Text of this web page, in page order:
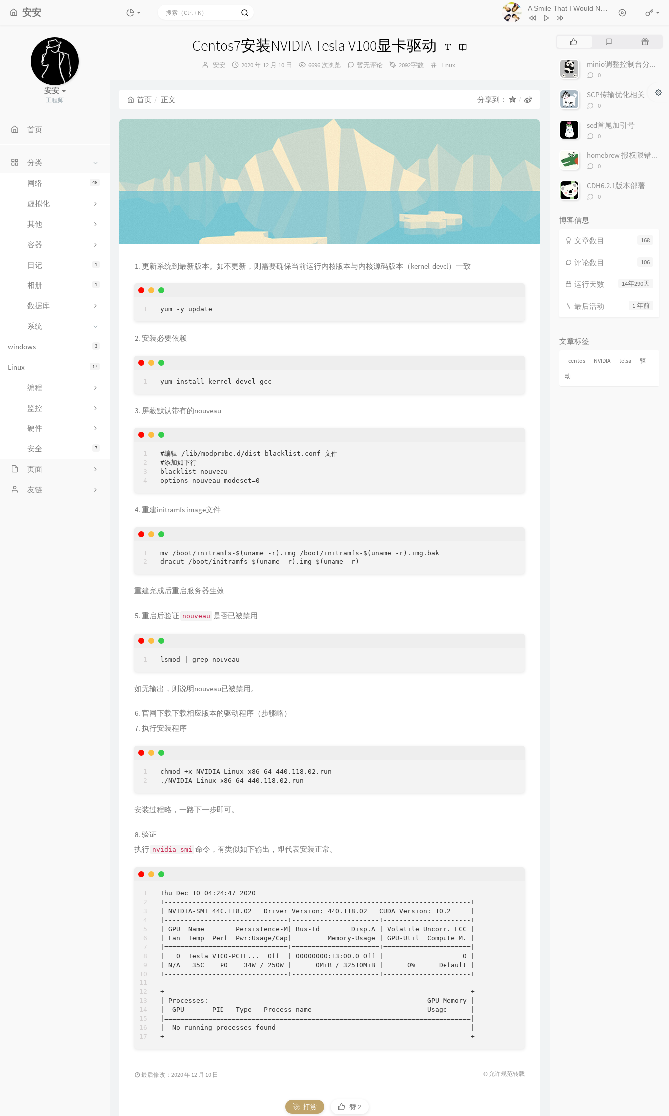
安安 A Smile That I Would Never See Again
- Kitti
1
Ticket (Day Trip)
Kitti Kuremanee
Old Chinese Song Kitti Kuremanee
6 我可以坐你旁边吗 厘小白
For You To Be Here Tom Rosenthal
叶蒨文
当初就不该学php
安安
工程师
首页
分类
46
网络
虚拟化
其他
容器
1
日记
1
相册
数据库
系统
3
windows
17
Linux
编程
监控
硬件
7
安全
页面
文章归档
友链
Centos7安装NVIDIA Tesla V100显卡驱动
博
安安
发
2020 年 12 月 10 日 6696 次浏览 暂无评论 2092字数
分
Linux
首页 正文 分享到：
更新系统到最新版本。如不更新，则需要确保当前运行内核版本与内核源码版本（kernel-devel）一致
安装必要依赖
屏蔽默认带有的nouveau
#编辑 /lib/modprobe.d/dist-blacklist.conf 文件
#添加如下行
blacklist nouveau
重建initramfs image文件
mv /boot/initramfs-$(uname -r).img /boot/initramfs-$(uname -r).img.bak
重建完成后重启服务器生效
重启后验证 nouveau 是否已被禁用
如无输出，则说明nouveau已被禁用。
官网下载下载相应版本的驱动程序（步骤略）
执行安装程序
chmod +x NVIDIA-Linux-x86_64-440.118.02.run
安装过程略，一路下一步即可。
验证
执行 nvidia-smi 命令，有类似如下输出，即代表安装正常。
Thu Dec 10 04:24:47 2020
+-----------------------------------------------------------------------------+
| NVIDIA-SMI 440.118.02   Driver Version: 440.118.02   CUDA Version: 10.2     |
|-------------------------------+----------------------+----------------------+
| GPU  Name        Persistence-M| Bus-Id        Disp.A | Volatile Uncorr. ECC |
| Fan  Temp  Perf  Pwr:Usage/Cap|         Memory-Usage | GPU-Util  Compute M. |
|===============================+======================+======================|
|   0  Tesla V100-PCIE...  Off  | 00000000:13:00.0 Off |                    0 |
| N/A   35C    P0    34W / 250W |      0MiB / 32510MiB |      0%      Default |
+-------------------------------+----------------------+----------------------+
+-----------------------------------------------------------------------------+
| Processes:                                                       GPU Memory |
|  GPU       PID   Type   Process name                             Usage      |
|=============================================================================|
|  No running processes found                                                 |
最后修改：2020 年 12 月 10 日 © 允许规范转载
打赏 赞2
文
评
随
文minio调整控制台分享文件链接的有效期
评
数：
0
SCP传输优化相关
评
数：
0
sed首尾加引号
评
数：
0
homebrew 报权限错误"Permission denied"问题
评
数：
0
CDH6.2.1版本部署
评
0
博客信息
168
文章数目
106
评论数目
14年290天
运行天数
1 年前
最后活动
文章标签
centos NVIDIA telsa 驱
动